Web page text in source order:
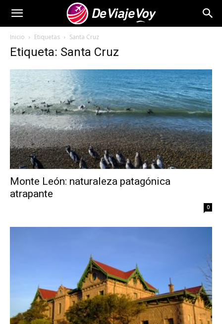
Viaje
Voy
Inicio Etiquetas Santa Cruz
Etiqueta: Santa Cruz
Monte León: naturaleza patagónica
atrapante
0